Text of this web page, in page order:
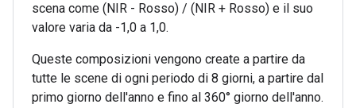
scena come (NIR - Rosso) / (NIR + Rosso) e il suo
valore varia da -1,0 a 1,0.
Queste composizioni vengono create a partire da
tutte le scene di ogni periodo di 8 giorni, a partire dal
primo giorno dell'anno e fino al 360° giorno dell'anno.